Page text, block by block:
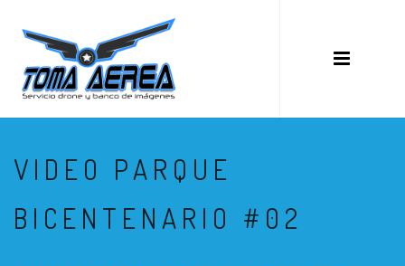
VIDEO PARQUE
BICENTENARIO #02